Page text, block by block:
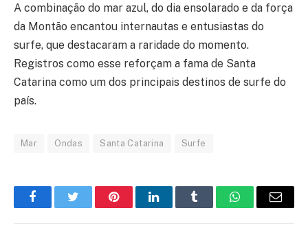
A combinação do mar azul, do dia ensolarado e da força
da Montão encantou internautas e entusiastas do
surfe, que destacaram a raridade do momento.
Registros como esse reforçam a fama de Santa
Catarina como um dos principais destinos de surfe do
país.
Mar Ondas Santa Catarina Surfe
FacebookTwitter PinterestLinkedInTumblr WhatsApp
E-